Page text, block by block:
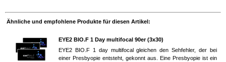
Ähnliche und empfohlene Produkte für diesen Artikel:
EYE2 BIO.F 1 Day multifocal 90er (3x30)
EYE2 BIO.F 1 day multifocal gleichen den Sehfehler, der bei
einer Presbyopie entsteht, gekonnt aus. Eine Presbyopie ist ein